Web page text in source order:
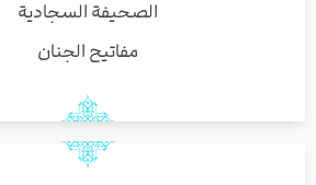
الصحيفة السجادية
مفاتيح الجنان